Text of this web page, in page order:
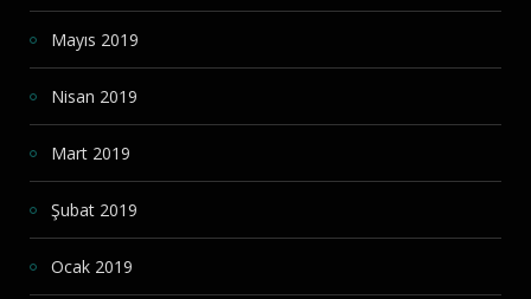
Mayıs 2019
Nisan 2019
Mart 2019
Şubat 2019
Ocak 2019